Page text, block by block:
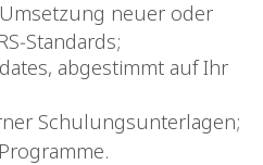
neuer oder
abgestimmt auf Ihr
Schulungsunterlagen;